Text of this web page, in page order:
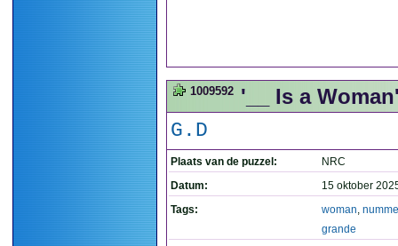
1009592 '__ Is a
G.D
Plaats van de puzzel:
NRC
Datum:
15 oktober
Tags:
woman,
grande